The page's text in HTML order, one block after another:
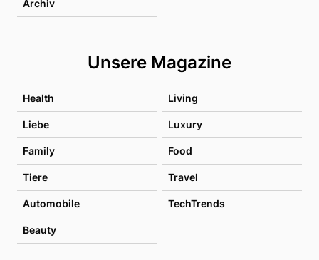
Archiv
Unsere Magazine
Health Living
Liebe Luxury
Family Food
Tiere Travel
Automobile TechTrends
Beauty